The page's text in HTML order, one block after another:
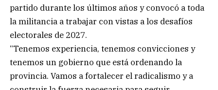
partido durante los últimos años y convocó a toda
la militancia a trabajar con vistas a los desafíos
electorales de 2027.
“Tenemos experiencia, tenemos convicciones y
tenemos un gobierno que está ordenando la
provincia. Vamos a fortalecer el radicalismo y a